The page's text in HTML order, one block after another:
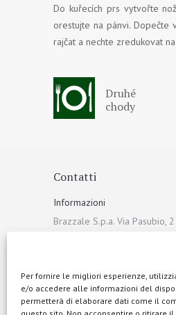
Per fornire le migliori esperienze,
e/o accedere alle informazioni del
permetterà di elaborare dati come il
Do kuřecích prs vytvořte
orestujte na pánvi. Dopečte
rajčat a nechte zredukovat
Druhé
chody
Contatti
Informazioni
Brazzale S.p.a. Via Pasubio, 2
+39 0445 313900
Mail